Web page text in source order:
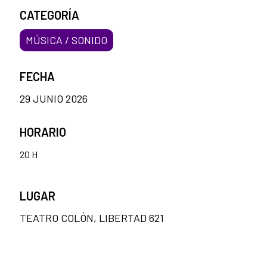
CATEGORÍA
MÚSICA / SONIDO
FECHA
29 JUNIO 2026
HORARIO
20 H
LUGAR
TEATRO COLÓN, LIBERTAD 621